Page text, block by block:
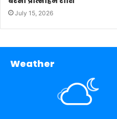
July 15, 2026
Weather